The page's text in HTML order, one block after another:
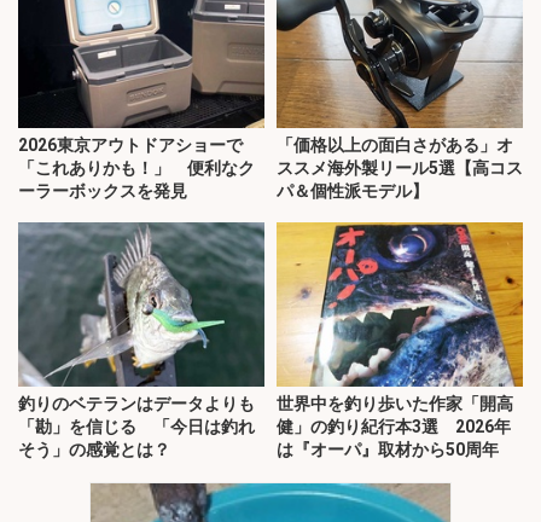
2026東京アウトドアショーで
「これありかも！」 便利なク
ーラーボックスを発見
「価格以上の面白さがある」オ
ススメ海外製リール5選【高コス
パ＆個性派モデル】
釣りのベテランはデータよりも
「勘」を信じる 「今日は釣れ
そう」の感覚とは？
世界中を釣り歩いた作家「開高
健」の釣り紀行本3選 2026年
は『オーパ』取材から50周年